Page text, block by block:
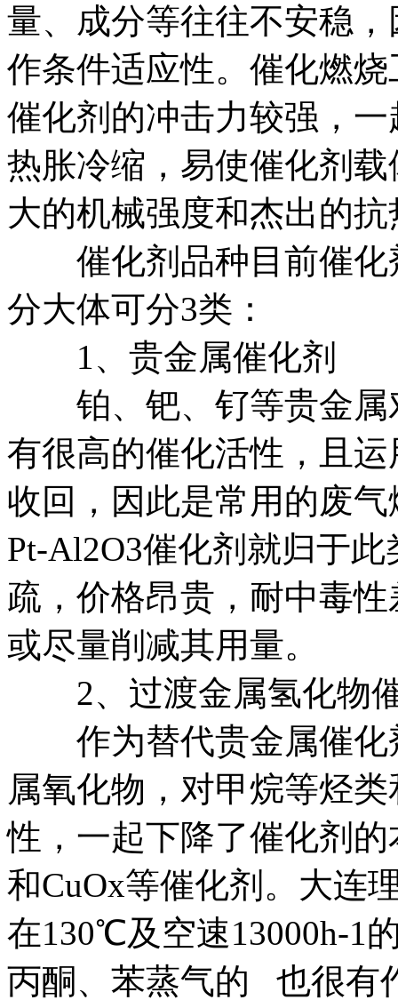
量、成分等往往不安稳
作条件适应性。催化燃
催化剂的冲击力较强，
热胀冷缩，易使催化剂
大的机械强度和杰出的
催化剂品种目前催化
分大体可分3类：
1、贵金属催化剂
铂、钯、钌等贵金属
有很高的催化活性，且
收回，因此是常用的废
Pt-Al2O3催化剂就归于
疏，价格昂贵，耐中毒
或尽量削减其用量。
2、过渡金属氢化物
作为替代贵金属催化
属氧化物，对甲烷等烃
性，一起下降了催化剂
和CuOx等催化剂。大连
在130℃及空速13000h-1
丙酮、苯蒸气的 也很有